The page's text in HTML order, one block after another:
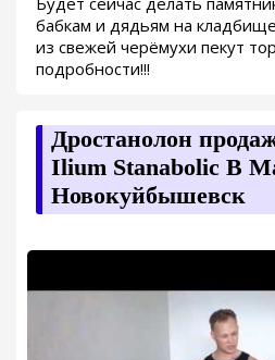
бабкам и дядьям на
из свежей черёмухи пекут
подробности!!!
Дростанолон
Ilium Stanabolic В
Новокуйбышевск